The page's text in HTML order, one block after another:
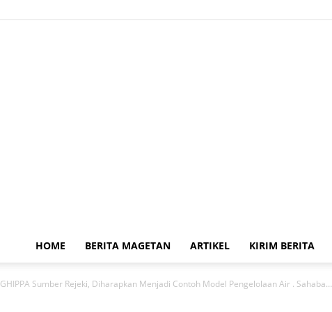
HOME BERITA MAGETAN ARTIKEL KIRIM BERITA
GHIPPA Sumber Rejeki, Diharapkan Menjadi Contoh Model Pengelolaan Air . Sahaba…